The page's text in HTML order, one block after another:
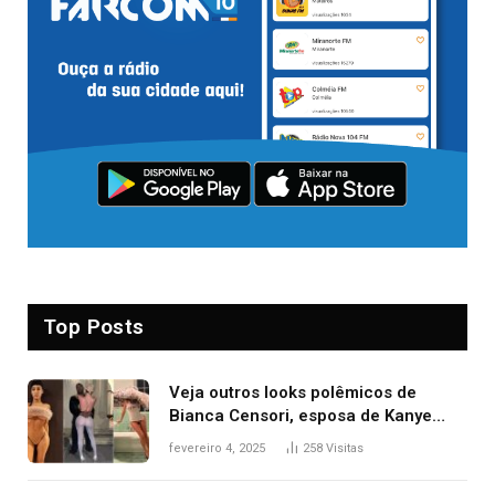
Top Posts
Veja outros looks polêmicos de
Bianca Censori, esposa de Kanye
West que apareceu nua no Grammy
fevereiro 4, 2025 258 Visitas